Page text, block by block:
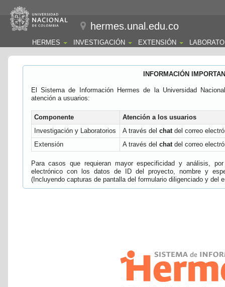
hermes.unal.edu.co
HERMES INVESTIGACIÓN EXTENSIÓN
INFORMACIÓN
El Sistema de Información Hermes de la Universidad
atención a usuarios:
Componente
Atención a los usuarios
Investigación y Laboratorios
A través del chatdel correo
Extensión
A través del chatdel correo
Para casos que requieran mayor especificidad y análisis,
electrónico con los datos de ID del proyecto, nombre y
(Incluyendo capturas de pantalla del formulario diligenciado y del